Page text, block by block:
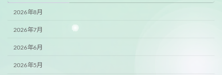
2026年8月
2026年7月
2026年6月
2026年5月